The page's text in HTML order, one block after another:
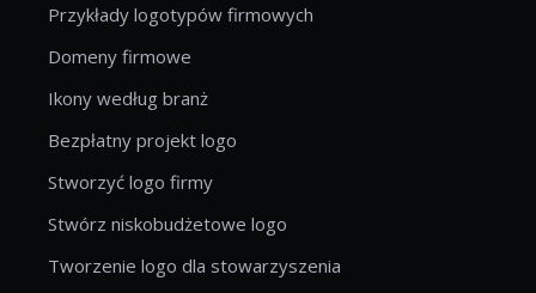
Przykłady logotypów firmowych
Domeny firmowe
Ikony według branż
Bezpłatny projekt logo
Stworzyć logo firmy
Stwórz niskobudżetowe logo
Tworzenie logo dla stowarzyszenia